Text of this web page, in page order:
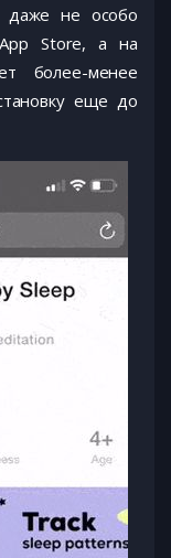
даже не особо
Store, а на
более-менее
еще до